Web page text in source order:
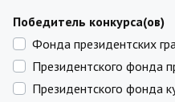
Победитель конкурса(ов)
Фонда президентских
Президентского фонда
Президентского фонда